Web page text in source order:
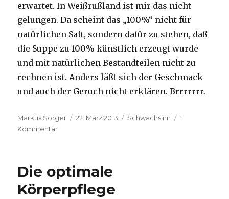
erwartet. In Weißrußland ist mir das nicht
gelungen. Da scheint das „100%“ nicht für
natürlichen Saft, sondern dafür zu stehen, daß
die Suppe zu 100% künstlich erzeugt wurde
und mit natürlichen Bestandteilen nicht zu
rechnen ist. Anders läßt sich der Geschmack
und auch der Geruch nicht erklären. Brrrrrrr.
Autor
Markus Sorger
Veröffentlicht
22. März 2013 Kategorien
Schwachsinn
1
Kommentarzu
Die optimale
Körperpflege